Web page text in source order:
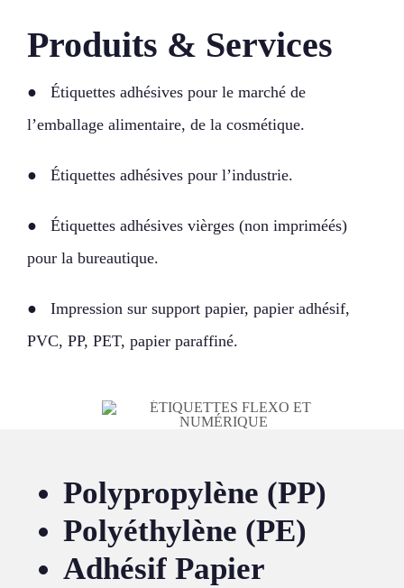
Produits & Services
● Étiquettes adhésives pour le marché de
l’emballage alimentaire, de la cosmétique.
● Étiquettes adhésives pour l’industrie.
● Étiquettes adhésives vièrges (non impriméés)
pour la bureautique.
● Impression sur support papier, papier adhésif,
PVC, PP, PET, papier paraffiné.
Polypropylène (PP)
Polyéthylène (PE)
Adhésif Papier